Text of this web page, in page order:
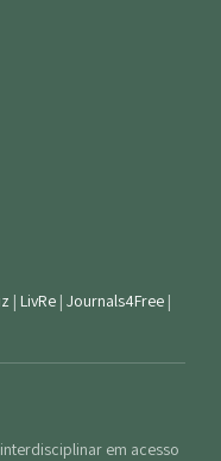
| LivRe | Journals4Free |
em acesso